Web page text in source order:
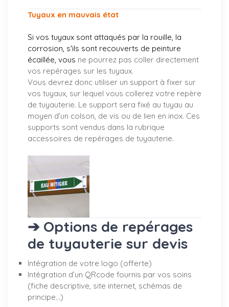
Tuyaux en mauvais état
Si vos tuyaux sont attaqués par la rouille, la
corrosion, s'ils sont recouverts de peinture
écaillée, vous ne pourrez pas coller directement
vos repérages sur les tuyaux.
Vous devrez donc utiliser un support à fixer sur
vos tuyaux, sur lequel vous collerez votre repère
de tuyauterie. Le support sera fixé au tuyau au
moyen d’un colson, de vis ou de lien en inox. Ces
supports sont vendus dans la rubrique
accessoires de repérages de tuyauterie.
➔ Options de repérages
de tuyauterie sur devis
Intégration de votre logo (offerte)
Intégration d’un QRcode fournis par vos soins
(fiche descriptive, site internet, schémas de
principe…)